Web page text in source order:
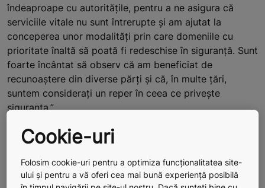
îndeaproape cu autoritățile, pentru a ne asigura că
serviciile vitale nu sunt întrerupte și am ajutat la
conceperea unor modalități prin care domeniile cu
prioritate înaltă să poată fi redeschise în siguranță. Sunt
foarte încântat să observ că am beneficiat de
recunoaștere din diverse părți și că, în multe țări,
suntem considerați un reper în ceea ce privește
siguranța.”
Folosirea tehnologiei cloud pentru a menține
operaționale unitățile esențiale pe timp de criză
Concentrarea asupra clientului, pentru a răzbate prin
Cookie-uri
Folosim cookie-uri pentru a optimiza funcționalitatea site-
ului și pentru a vă oferi cea mai bună experiență posibilă